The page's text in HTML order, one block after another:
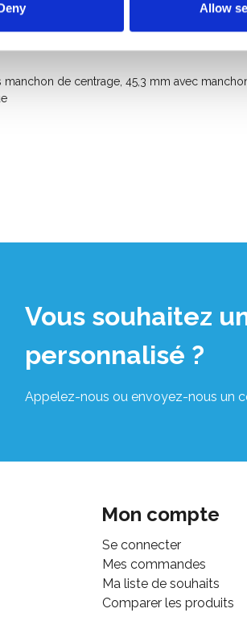
Allow
manchon de centrage, 45,3 mm avec
Vous souhaitez
personnalisé ?
Appelez-nous ou envoyez-nous un
Mon compte
Se connecter
Mes commandes
Ma liste de souhaits
Comparer les produits